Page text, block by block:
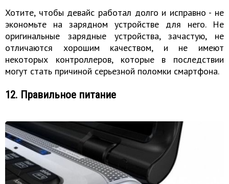
Хотите, чтобы девайс работал долго и исправно - не
экономьте на зарядном устройстве для него. Не
оригинальные зарядные устройства, зачастую, не
отличаются хорошим качеством, и не имеют
некоторых контроллеров, которые в последствии
могут стать причиной серьезной поломки смартфона.
12. Правильное питание